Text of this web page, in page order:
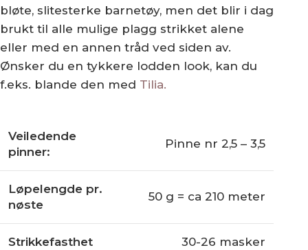
bløte, slitesterke barnetøy, men det blir i dag
brukt til alle mulige plagg strikket alene
eller med en annen tråd ved siden av.
Ønsker du en tykkere lodden look, kan du
f.eks. blande den med Tilia.
Veiledende
pinner:
Pinne nr 2,5 – 3,5
Løpelengde pr.
nøste
50 g = ca 210 meter
Strikkefasthet 30-26 masker